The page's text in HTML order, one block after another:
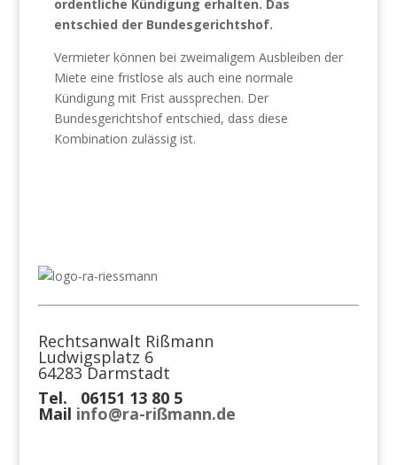
ordentliche Kündigung erhalten. Das
entschied der Bundesgerichtshof.
Vermieter können bei zweimaligem Ausbleiben der
Miete eine fristlose als auch eine normale
Kündigung mit Frist aussprechen. Der
Bundesgerichtshof entschied, dass diese
Kombination zulässig ist.
Rechtsanwalt Rißmann
Ludwigsplatz 6
64283 Darmstadt
Tel. 06151 13 80 5
Mail info@ra-rißmann.de